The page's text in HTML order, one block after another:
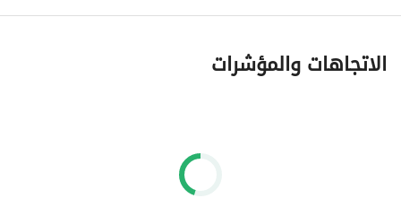
الاتجاهات والمؤشرات